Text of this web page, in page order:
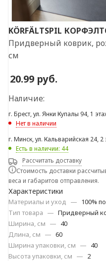
KÖRFÄLTSPIL
Придверный коврик,
см
20.99 руб.
Наличие:
г. Брест, ул. Янки Купалы 94, 1
Нет в наличии
г. Минск, ул. Кальварийская 24,
Есть в наличии: 44
Рассчитать доставку
Стоимость доставки
веса и габаритов отправления.
Характеристики
Материалы и уход — 100%
Тип товара — Придверный
Ширина, см — 40
Длина, см — 60
Ширина упаковки, см — 40
Высота упаковки, см — 2